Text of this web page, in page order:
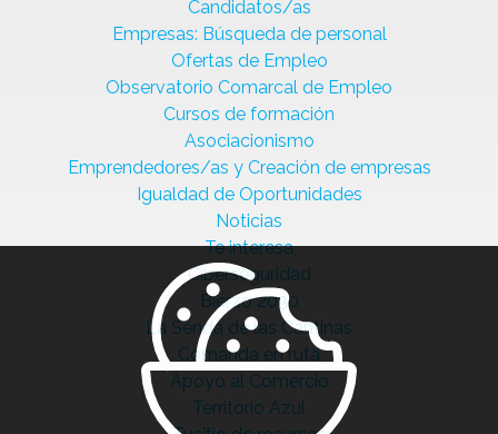
Candidatos/as
Empresas: Búsqueda de personal
Ofertas de Empleo
Observatorio Comarcal de Empleo
Cursos de formación
Asociacionismo
Emprendedores/as y Creación de empresas
Igualdad de Oportunidades
Noticias
Te interesa
Ciberseguridad
Bierzo 2030
La Senda de las Cantinas
Comanda en ruta
Apoyo al Comercio
Territorio Azul